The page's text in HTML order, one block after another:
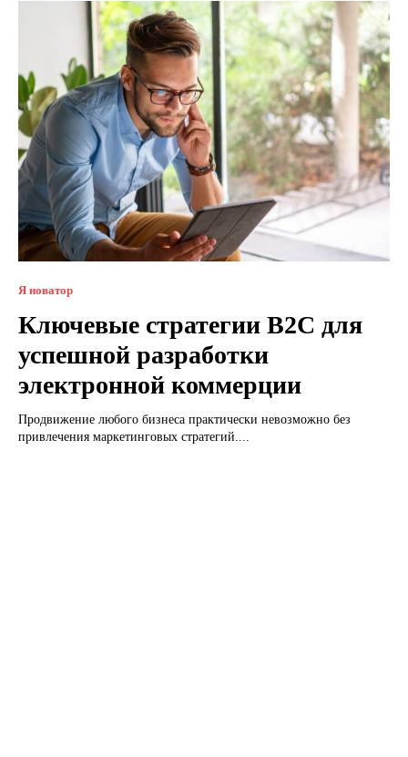
Я новатор
Ключевые стратегии B2C для
успешной разработки
электронной коммерции
Продвижение любого бизнеса практически невозможно без
привлечения маркетинговых стратегий....